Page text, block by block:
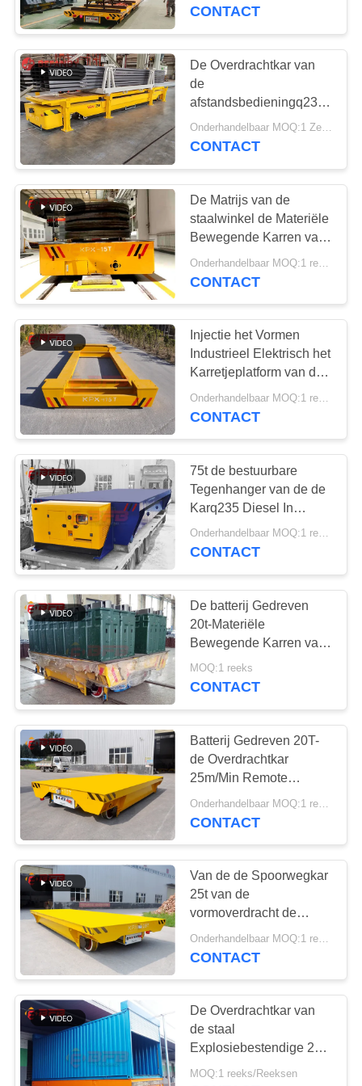
ONS
NIEUWS
VERZOEK
OM EEN
CITAAT
SITEMAP
PRIVACY
POLICY
de kar van de
spooroverdracht
172
AGV Automatisch
Geleid Voertuig
146
Industriële
Mecanum-wielen
Gemotoriseerd
Overdrachtkarretje
84
Elektrische
Overdrachtkar
Materiële
Overdrachtkarren
41
CONTACT
De Overdrachtkar van
de
afstandsbedieningq235
Vorm, 25 Ton de Baai
aan Baai van de
Onderhandelbaar MOQ:1 Zet / Sets
CONTACT
De Matrijs van de
staalwinkel de Materiële
Bewegende Karren van
de
Behandelingsaanhangwagen
CONTACT
Injectie het Vormen
Industrieel Elektrisch het
Karretjeplatform van de
Overdrachtkar met
Spoor
Onderhandelbaar MOQ:1 reeks
CONTACT
75t de bestuurbare
Tegenhanger van de de
Karq235 Diesel In
werking gestelde Hand
van de Vormoverdracht
Onderhandelbaar MOQ:1 reeks/reeksen
CONTACT
De batterij Gedreven
20t-Materiële
Bewegende Karren van
het Vormspoor
MOQ:1 reeks
CONTACT
Batterij Gedreven 20T-
de Overdrachtkar
25m/Min Remote
Control van de
Spoorvorm
CONTACT
Van de de Spoorwegkar
25t van de
vormoverdracht de
Handtegenhanger Op
batterijen Opration
Onderhandelbaar MOQ:1 reeks
CONTACT
De Overdrachtkar van
de staal
Explosiebestendige 20t
Gemotoriseerde Vorm
MOQ:1 reeks/Reeksen